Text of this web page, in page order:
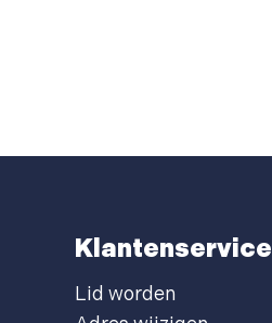
Klantenservice
Lid worden